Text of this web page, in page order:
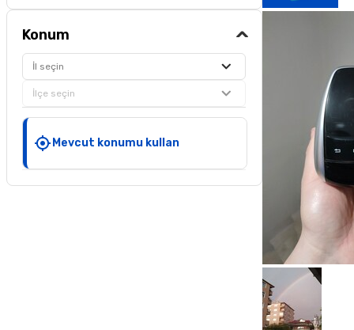
Konum
İl seçin
İlçe seçin
Mevcut konumu kullan